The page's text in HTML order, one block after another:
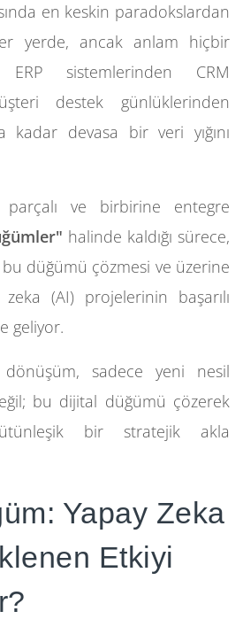
en keskin paradokslardan
yerde, ancak anlam hiçbir
sistemlerinden CRM
destek günlüklerinden
kadar devasa bir veri yığını
ve birbirine entegre
halinde kaldığı sürece,
bu düğümü çözmesi ve üzerine
(AI) projelerinin başarılı
geliyor.
sadece yeni nesil
bu dijital düğümü çözerek
bir stratejik akla
Yapay Zeka
Etkiyi